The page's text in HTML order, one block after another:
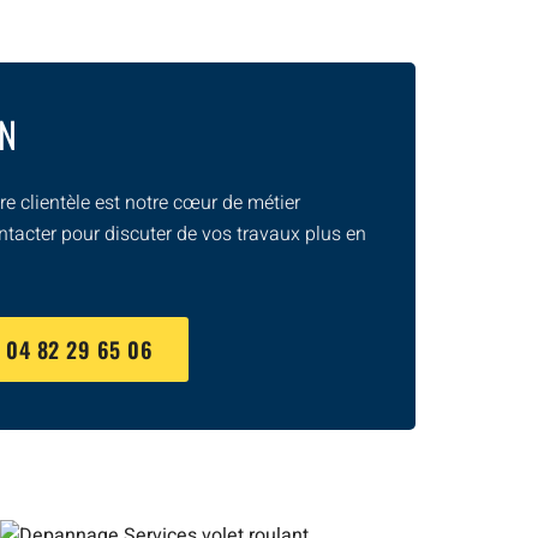
clientèle est notre cœur de métier
pour discuter de vos travaux plus en
04 82 29 65 06